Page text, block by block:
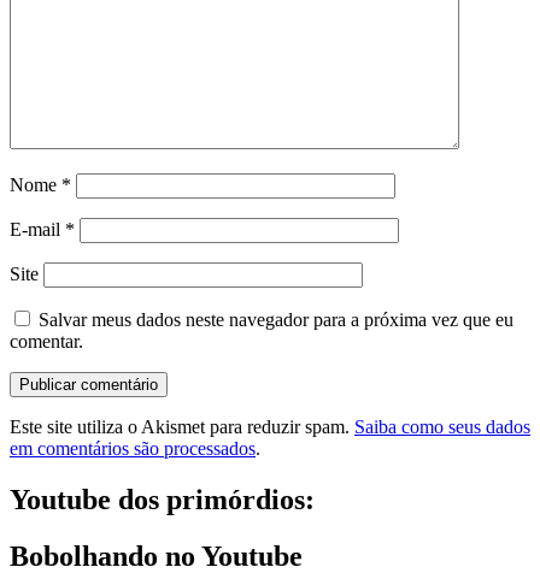
Nome *
E-mail *
Site
Salvar meus dados neste navegador para a próxima vez que eu
comentar.
Este site utiliza o Akismet para reduzir spam. Saiba como seus dados
em comentários são processados.
Youtube dos primórdios:
Bobolhando no Youtube